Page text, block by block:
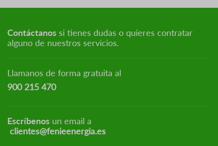
Contáctanos si tienes dudas o quieres contratar
alguno de nuestros servicios.
Llamanos de forma gratuita al
900 215 470
Escríbenos un email a
clientes@fenieenergia.es